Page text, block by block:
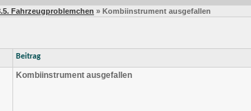
Fahrzeugproblemchen » Kombiinstrument ausgefallen
Beitrag
Kombiinstrument ausgefallen